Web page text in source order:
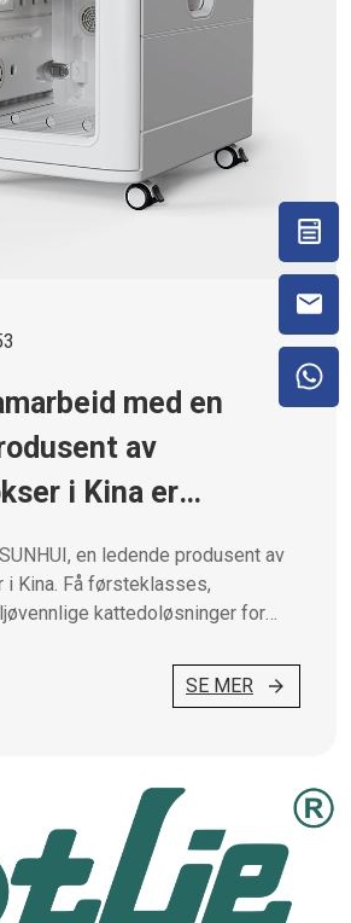
med en
av
i Kina er
en ledende produsent av
Kina. Få førsteklasses,
kattedoløsninger for
SE MER